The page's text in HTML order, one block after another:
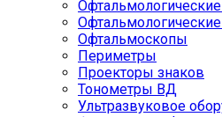
Офтальмоскопы
Периметры
Проекторы знаков
Тонометры ВД
Ультразвуковое